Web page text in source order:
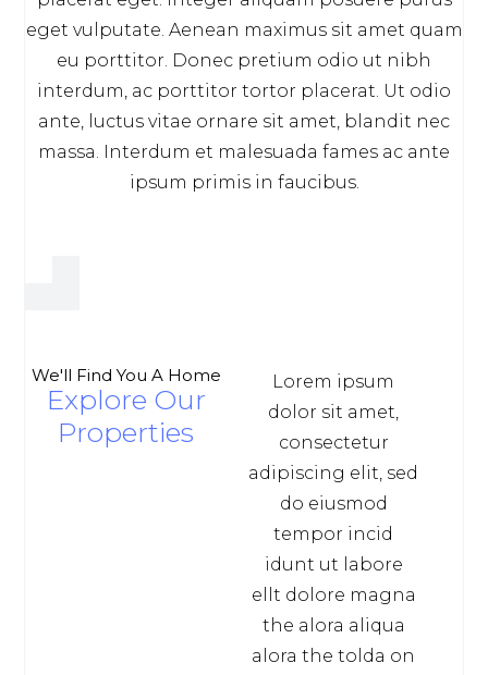
eget vulputate. Aenean maximus sit amet quam
eu porttitor. Donec pretium odio ut nibh
interdum, ac porttitor tortor placerat. Ut odio
ante, luctus vitae ornare sit amet, blandit nec
massa. Interdum et malesuada fames ac ante
ipsum primis in faucibus.
We'll Find You A Home
Explore Our
Properties
Lorem ipsum
dolor sit amet,
consectetur
adipiscing elit, sed
do eiusmod
tempor incid
idunt ut labore
ellt dolore magna
the alora aliqua
alora the tolda on